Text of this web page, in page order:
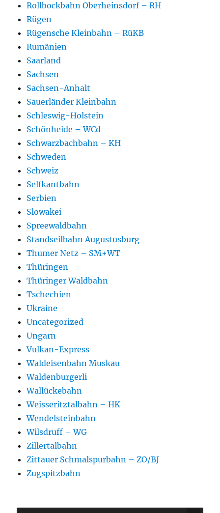
Rollbockbahn Oberheinsdorf – RH
Rügen
Rügensche Kleinbahn – RüKB
Rumänien
Saarland
Sachsen
Sachsen-Anhalt
Sauerländer Kleinbahn
Schleswig-Holstein
Schönheide – WCd
Schwarzbachbahn – KH
Schweden
Schweiz
Selfkantbahn
Serbien
Slowakei
Spreewaldbahn
Standseilbahn Augustusburg
Thumer Netz – SM+WT
Thüringen
Thüringer Waldbahn
Tschechien
Ukraine
Uncategorized
Ungarn
Vulkan-Express
Waldeisenbahn Muskau
Waldenburgerli
Wallückebahn
Weisseritztalbahn – HK
Wendelsteinbahn
Wilsdruff – WG
Zillertalbahn
Zittauer Schmalspurbahn – ZO/BJ
Zugspitzbahn